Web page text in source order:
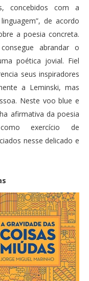
concebidos com a
de acordo
a poesia concreta.
abrandar o
poética jovial. Fiel
seus inspiradores
a Leminski, mas
Neste voo blue e
afirmativa da poesia
exercício de
nesse delicado e